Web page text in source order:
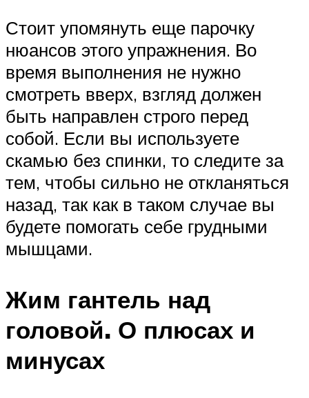
Стоит упомянуть еще парочку
нюансов этого упражнения. Во
время выполнения не нужно
смотреть вверх, взгляд должен
быть направлен строго перед
собой. Если вы используете
скамью без спинки, то следите за
тем, чтобы сильно не откланяться
назад, так как в таком случае вы
будете помогать себе грудными
мышцами.
Жим гантель над
головой. О плюсах и
минусах